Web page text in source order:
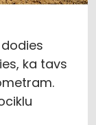
ka tavs